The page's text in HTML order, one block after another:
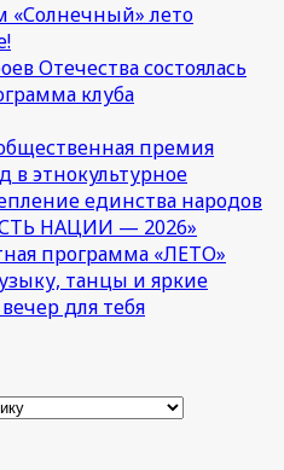
«Солнечный» лето
Отечества состоялась
клуба
премия
в этнокультурное
единства народов
НАЦИИ — 2026»
программа «ЛЕТО»
танцы и яркие
для тебя